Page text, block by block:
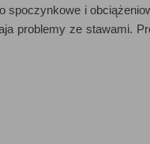
spoczynkowe i
problemy ze stawami.